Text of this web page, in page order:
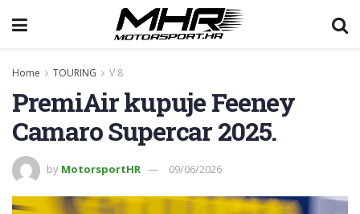
Home TOURING V 8
PremiAir kupuje Feeney
Camaro Supercar 2025.
by MotorsportHR 09/06/2026